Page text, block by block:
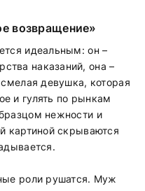
возвращение»
идеальным: он –
наказаний, она –
девушка, которая
и гулять по рынкам
нежности и
картиной скрываются
роли рушатся. Муж